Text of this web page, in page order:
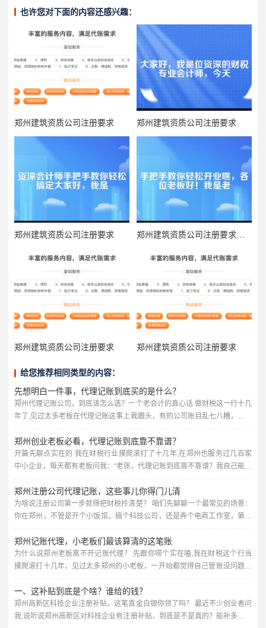
也许您对下面的内容还感兴趣：
郑州建筑资质公司注册要求 郑州建筑资质公司注册要求
郑州建筑资质公司注册要求 郑州建筑资质公司注册要求是什么
郑州建筑资质公司注册要求 郑州建筑资质公司注册要求
给您推荐相同类型的内容：
先想明白一件事，代理记账到底买的是什么？
郑州代理记账公司，到底该怎么选？一个老会计的真心话 做财税这一行十几
年了,见过太多老板在代理记账这事上栽跟头，有的公司账目乱七八糟，报税
报错被罚款；有的花了冤枉钱，服务却跟不上；还有的甚至被不靠谱的代理
公司坑得差点关门，今天我就用大白话，跟郑州的老板们聊聊，选代理记账
公司到底该看什么、避什么坑，不讲虚的，全是实战经验。 很多老板以为代
理记账就是“每个月有人帮你报个税、做个账”，价格越低越好，错...
郑州创业老板必看，代理记账到底靠不靠谱？
开篇先聊点实在的 我在财税行业摸爬滚打了十几年,在郑州也服务过几百家
中小企业，每天都有老板问我：“老张，代理记账到底靠不靠谱？我自己能不
能省了这笔钱？”说实话，问这个问题的老板，十个有八个最后都老老实实找
了代账公司，为啥？因为踩过的坑太深了。 今天我就掰开揉碎给你讲讲,郑
州做代理记账的门道，咱们不讲那些云里雾里的专业术语，全是大白话，保
证你听完心里有数。 代理记账到底在干啥？别想得太玄乎...
郑州注册公司代理记账，这些事儿你得门儿清
为啥说注册公司第一步就得把财税拎清楚？ 咱们先聊聊一个最常见的场景：
你在郑州，不管是开个小饭馆、搞个科技公司，还是弄个电商工作室，第一
步肯定是去工商局注册个营业执照，这事儿看着简单，但后续的财税问题，
才是真正考验人的地方，很多老板一开始觉得，注册嘛，找个代办花个几百
块钱，营业执照拿到手就完事了，可等到税务登记、银行开户、记账报税这
些事儿堆过来，才发现自己两眼一抹黑。 我跟你说,作为干了十几年财...
郑州记账代理，小老板们最该算清的这笔账
为什么说郑州老板离不开记账代理？ 先跟你唠个实在嗑,我在财税这个行当
摸爬滚打十几年，见过太多郑州的小老板，一开始都觉得自己管账没问题，
夫妻店嘛，进货卖货，流水记在本子上，月底一加一减，好像也不难，可一
旦生意做大了，麻烦就跟着来了——税务局要申报、发票要管理、社保要核
对、年终汇算清缴要算……这些活，真不是随便翻翻会计书就能干好的。 我
给你举个例子,前两年有个做餐饮的客户，在郑州开了三家店，一直让...
一、这补贴到底是个啥？谁给的钱？
郑州高新区科技企业注册补贴，这笔真金白银你领了吗？ 最近不少创业者问
我,说听说郑州高新区对科技企业有注册补贴，到底是不是真的？能补多少？